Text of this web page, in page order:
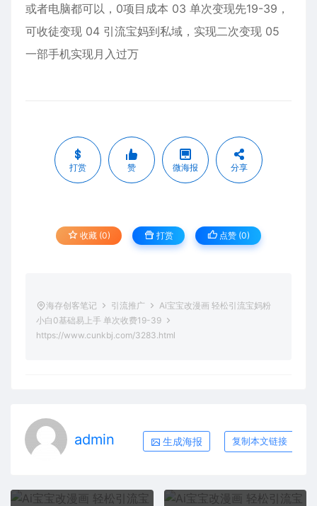
或者电脑都可以，0项目成本 03 单次变现先19-39，
可收徒变现 04 引流宝妈到私域，实现二次变现 05
一部手机实现月入过万
打赏 赞 微海报 分享
收藏 (0) 打赏 点赞 (0)
海存创客笔记 引流推广
Ai宝宝改漫画 轻松引流宝妈粉
小白0基础易上手 单次收费19-39
https://www.cunkbj.com/3283.html
admin 生成海报 复制本文链接